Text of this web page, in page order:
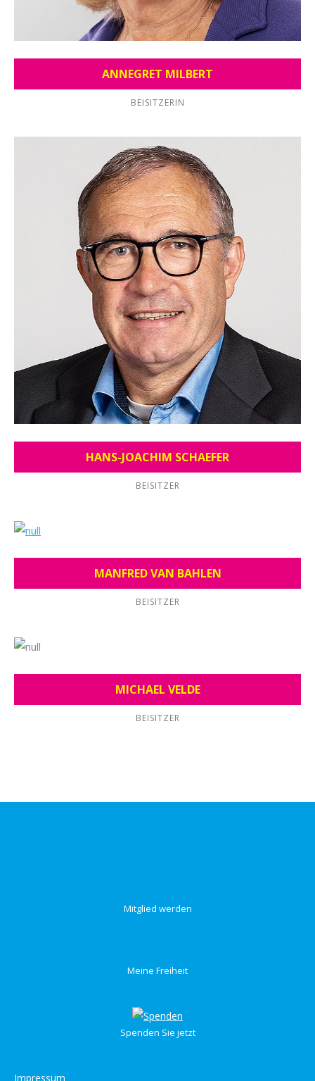
ANNEGRET MILBERT
BEISITZERIN
HANS-JOACHIM SCHAEFER
BEISITZER
MANFRED VAN BAHLEN
BEISITZER
MICHAEL VELDE
BEISITZER
Mitglied werden
Meine Freiheit
Spenden Sie jetzt
Impressum